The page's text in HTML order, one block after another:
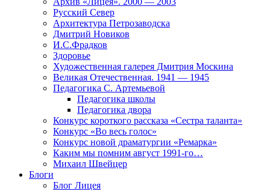
Русский Север
Архитектура Петрозаводска
Дмитрий Новиков
И.С.Фрадков
Здоровье
Художественная галерея Дмитрия Москина
Великая Отечественная. 1941 — 1945
Педагогика С. Артемьевой
Педагогика школы
Педагогика двора
Конкурс короткого рассказа «Сестра таланта»
Конкурс «Во весь голос»
Конкурс новой драматургии «Ремарка»
Каким мы помним август 1991-го…
Михаил Швейцер
Блоги
Блог Лицея